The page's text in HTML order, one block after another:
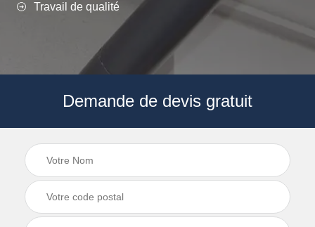
Travail de qualité
Demande de devis gratuit